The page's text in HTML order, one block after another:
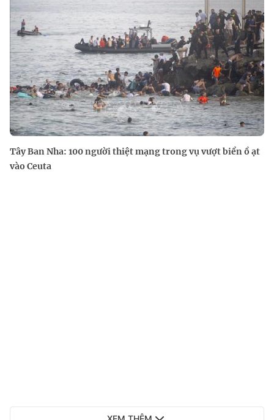
Tây Ban Nha: 100 người thiệt mạng trong vụ vượt biển ồ ạt
vào Ceuta